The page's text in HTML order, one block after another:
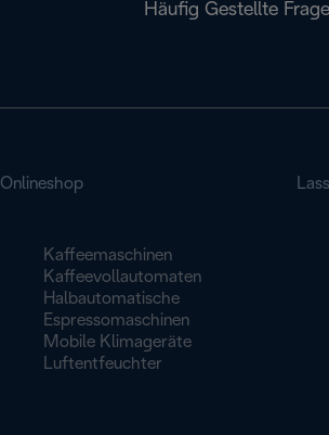
Häufig Gestellte
Onlineshop
Kaffeemaschinen
Kaffeevollautomaten
Halbautomatische
Espressomaschinen
Mobile Klimageräte
Luftentfeuchter